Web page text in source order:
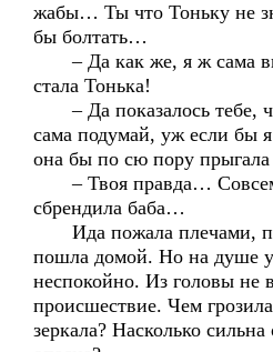
жабы… Ты что Тоньку не
бы болтать…
– Да как же, я ж сама
стала Тонька!
– Да показалось тебе,
сама подумай, уж если бы
она бы по сю пору
– Твоя правда…
сбрендила баба…
Ида пожала плечами,
пошла домой. Но на душе
неспокойно. Из головы не
происшествие. Чем
зеркала? Насколько сильна